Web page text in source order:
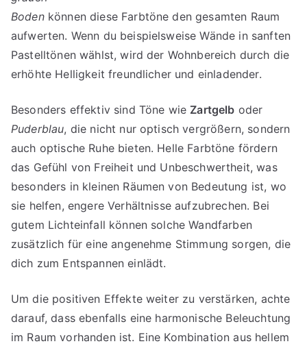
Bodenkönnen diese Farbtöne den gesamten Raum
aufwerten. Wenn du beispielsweise Wände in sanften
Pastelltönen wählst, wird der Wohnbereich durch die
erhöhte Helligkeit freundlicher und einladender.
Besonders effektiv sind Töne wie Zartgelb oder
Puderblau, die nicht nur optisch vergrößern, sondern
auch optische Ruhe bieten. Helle Farbtöne fördern
das Gefühl von Freiheit und Unbeschwertheit, was
besonders in kleinen Räumen von Bedeutung ist, wo
sie helfen, engere Verhältnisse aufzubrechen. Bei
gutem Lichteinfall können solche Wandfarben
zusätzlich für eine angenehme Stimmung sorgen, die
dich zum Entspannen einlädt.
Um die positiven Effekte weiter zu verstärken, achte
darauf, dass ebenfalls eine harmonische Beleuchtung
im Raum vorhanden ist. Eine Kombination aus hellem